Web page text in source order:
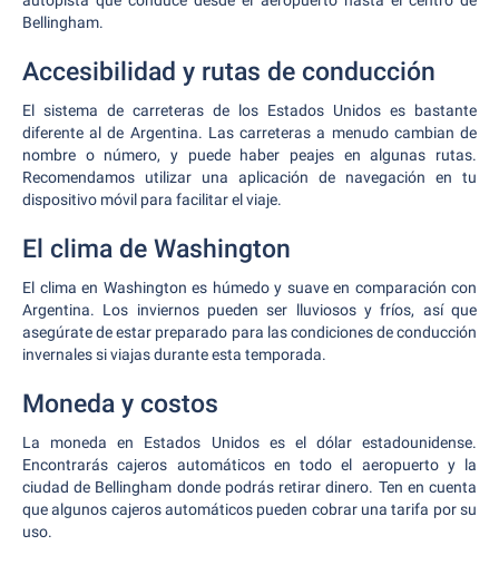
Bellingham.
Accesibilidad y rutas de conducción
El sistema de carreteras de los Estados Unidos es bastante
diferente al de Argentina. Las carreteras a menudo cambian de
nombre o número, y puede haber peajes en algunas rutas.
Recomendamos utilizar una aplicación de navegación en tu
dispositivo móvil para facilitar el viaje.
El clima de Washington
El clima en Washington es húmedo y suave en comparación con
Argentina. Los inviernos pueden ser lluviosos y fríos, así que
asegúrate de estar preparado para las condiciones de conducción
invernales si viajas durante esta temporada.
Moneda y costos
La moneda en Estados Unidos es el dólar estadounidense.
Encontrarás cajeros automáticos en todo el aeropuerto y la
ciudad de Bellingham donde podrás retirar dinero. Ten en cuenta
que algunos cajeros automáticos pueden cobrar una tarifa por su
uso.